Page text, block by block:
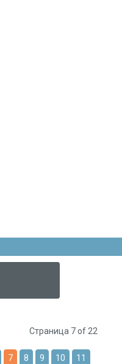
Страница 7 of 22
7 8 9 10
11